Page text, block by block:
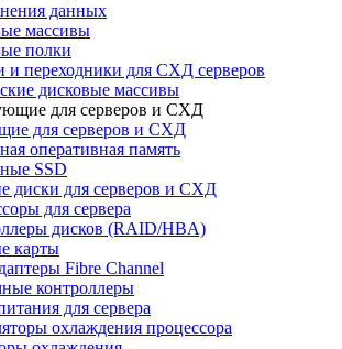
данных
массивы
полки
и переходники для СХД серверов
дисковые массивы
для серверов и СХД
оперативная память
SSD
диски для серверов и СХД
для сервера
дисков (RAID/HBA)
карты
Fibre Channel
контроллеры
для сервера
охлаждения процессора